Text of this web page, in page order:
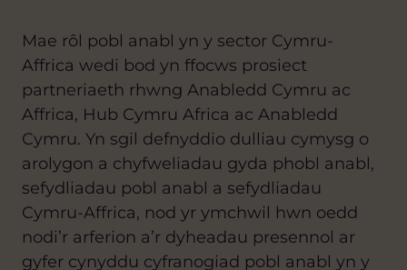
Mae rôl pobl anabl yn y sector Cymru-
Affrica wedi bod yn ffocws prosiect
partneriaeth rhwng Anabledd Cymru ac
Affrica, Hub Cymru Africa ac Anabledd
Cymru. Yn sgil defnyddio dulliau cymysg o
arolygon a chyfweliadau gyda phobl anabl,
sefydliadau pobl anabl a sefydliadau
Cymru-Affrica, nod yr ymchwil hwn oedd
nodi’r arferion a’r dyheadau presennol ar
gyfer cynyddu cyfranogiad pobl anabl yn y